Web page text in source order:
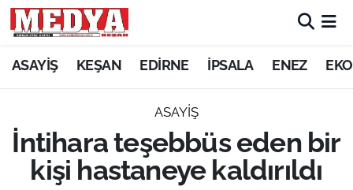
ASAYİŞ KEŞAN EDİRNE İPSALA ENEZ
ASAYİŞ
İntihara teşebbüs eden bir
kişi hastaneye kaldırıldı
KEŞAN
ASAYİŞ
SİYASET